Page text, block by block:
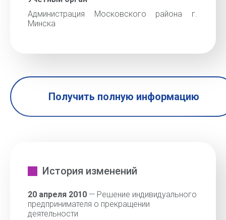
Администрация Московского района г.
Минска
Получить полную информацию
История изменений
20 апреля 2010 — Решение индивидуального
предпринимателя о прекращении
деятельности